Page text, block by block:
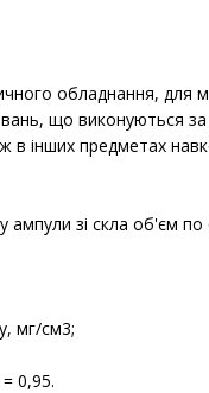
обладнання, для
що виконуються
в інших предметах
ампули зі скла об'єм
мг/см3;
0,95.